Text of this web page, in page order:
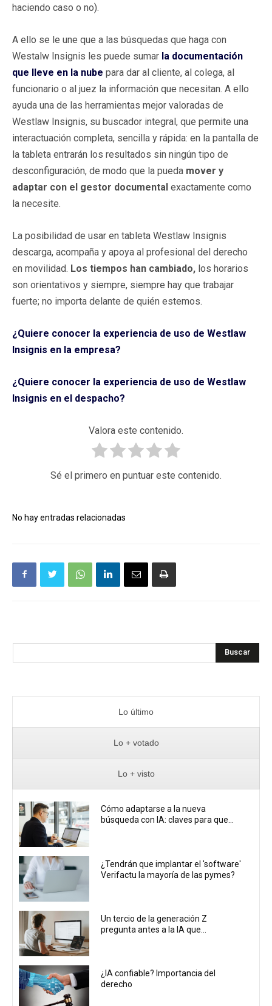
haciendo caso o no).
A ello se le une que a las búsquedas que haga con
Westalw Insignis les puede sumar la documentación
que lleve en la nube para dar al cliente, al colega, al
funcionario o al juez la información que necesitan. A ello
ayuda una de las herramientas mejor valoradas de
Westlaw Insignis, su buscador integral, que permite una
interactuación completa, sencilla y rápida: en la pantalla de
la tableta entrarán los resultados sin ningún tipo de
desconfiguración, de modo que la pueda mover y
adaptar con el gestor documental exactamente como
la necesite.
La posibilidad de usar en tableta Westlaw Insignis
descarga, acompaña y apoya al profesional del derecho
en movilidad. Los tiempos han cambiado, los horarios
son orientativos y siempre, siempre hay que trabajar
fuerte; no importa delante de quién estemos.
¿Quiere conocer la experiencia de uso de Westlaw
Insignis en la empresa?
¿Quiere conocer la experiencia de uso de Westlaw
Insignis en el despacho?
Valora este contenido.
Sé el primero en puntuar este contenido.
No hay entradas relacionadas
Buscar
Lo último
Lo + votado
Lo + visto
Cómo adaptarse a la nueva
búsqueda con IA: claves para que...
¿Tendrán que implantar el 'software'
Verifactu la mayoría de las pymes?
Un tercio de la generación Z
pregunta antes a la IA que...
¿IA confiable? Importancia del
derecho